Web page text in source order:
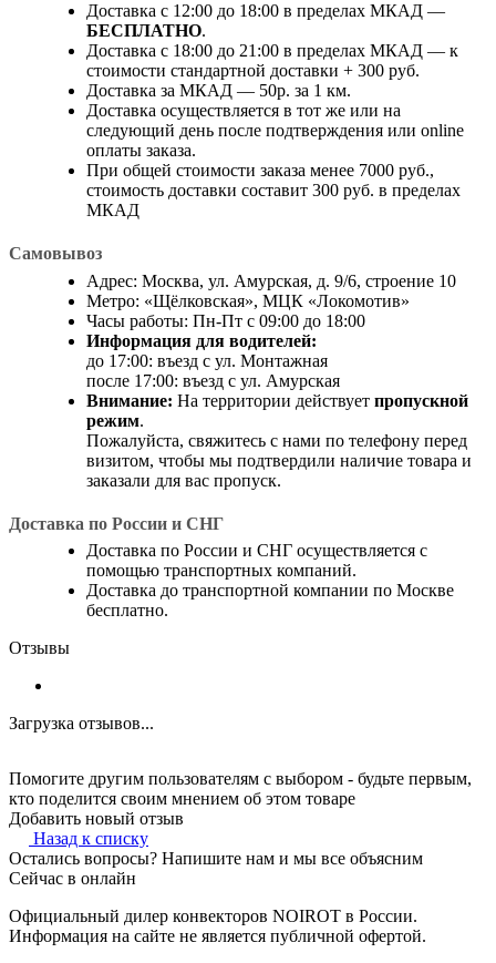
Доставка с 12:00 до 18:00 в пределах МКАД —
БЕСПЛАТНО.
Доставка с 18:00 до 21:00 в пределах МКАД — к
стоимости стандартной доставки + 300 руб.
Доставка за МКАД — 50р. за 1 км.
Доставка осуществляется в тот же или на
следующий день после подтверждения или online
оплаты заказа.
При общей стоимости заказа менее 7000 руб.,
стоимость доставки составит 300 руб. в пределах
МКАД
Самовывоз
Адрес: Москва, ул. Амурская, д. 9/6, строение 10
Метро: «Щёлковская», МЦК «Локомотив»
Часы работы: Пн-Пт с 09:00 до 18:00
Информация для водителей:
до 17:00: въезд с ул. Монтажная
после 17:00: въезд с ул. Амурская
Внимание: На территории действует пропускной
режим.
Пожалуйста, свяжитесь с нами по телефону перед
визитом, чтобы мы подтвердили наличие товара и
заказали для вас пропуск.
Доставка по России и СНГ
Доставка по России и СНГ осуществляется с
помощью транспортных компаний.
Доставка до транспортной компании по Москве
бесплатно.
Отзывы
Загрузка отзывов...
Помогите другим пользователям с выбором - будьте первым,
кто поделится своим мнением об этом товаре
Добавить новый отзыв
Назад к списку
Остались вопросы? Напишите нам и мы все объясним
Сейчас в онлайн
Официальный дилер конвекторов NOIROT в России.
Информация на сайте не является публичной офертой.